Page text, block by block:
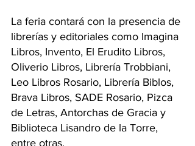
La feria contará con la presencia de
librerías y editoriales como Imagina
Libros, Invento, El Erudito Libros,
Oliverio Libros, Librería Trobbiani,
Leo Libros Rosario, Librería Biblos,
Brava Libros, SADE Rosario, Pizca
de Letras, Antorchas de Gracia y
Biblioteca Lisandro de la Torre,
entre otras.